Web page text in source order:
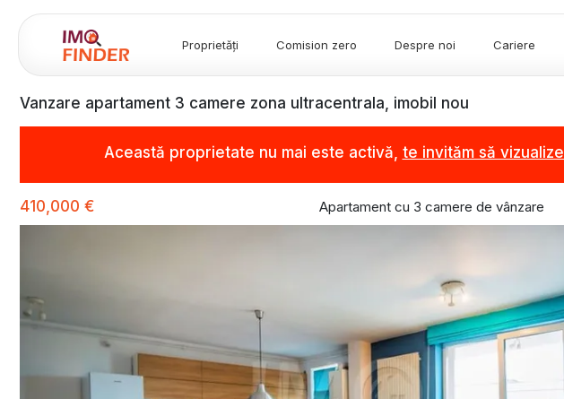
Proprietăți Comision zero Despre noi Cariere
Vanzare apartament 3 camere zona ultracentrala, imobil nou
Această proprietate nu mai este activă, te invităm să
410,000 € Apartament cu 3 camere de vânzare